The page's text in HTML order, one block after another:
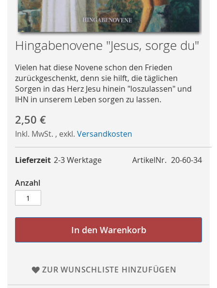
Skip
to
the
beginning
of
the
images
gallery
Hingabenovene "Jesus, sorge du"
Vielen hat diese Novene schon den Frieden
zurückgeschenkt, denn sie hilft, die täglichen
Sorgen in das Herz Jesu hinein "loszulassen" und
IHN in unserem Leben sorgen zu lassen.
2,50 €
Inkl. MwSt. , exkl. Versandkosten
ArtikelNr. 20-60-34
Lieferzeit 2-3 Werktage
Anzahl
In den Warenkorb
ZUR WUNSCHLISTE HINZUFÜGEN